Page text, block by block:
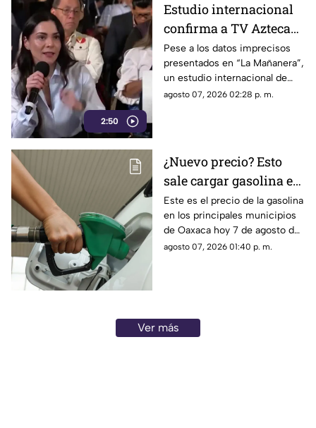
2:50
Estudio internacional
confirma a TV Azteca
como el medio líder en
credibilidad y alcance
Pese a los datos imprecisos
presentados en “La Mañanera”,
un estudio internacional de
Reuters confirma que TV
agosto 07, 2026 02:28 p. m.
¿Nuevo precio? Esto
sale cargar gasolina en
Oaxaca este viernes 7
de agosto
Este es el precio de la gasolina
en los principales municipios
de Oaxaca hoy 7 de agosto de
2026; ten en cuenta que el
agosto 07, 2026 01:40 p. m.
Ver más